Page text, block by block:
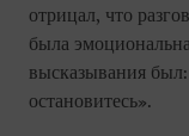
отрицал, что
была
высказывания
остановитесь».